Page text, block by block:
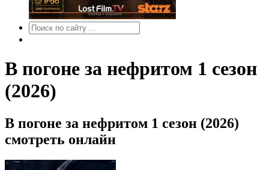
В погоне за нефритом 1 сезон
(2026)
В погоне за нефритом 1 сезон (2026)
смотреть онлайн